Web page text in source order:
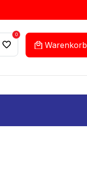
0
Warenkorb